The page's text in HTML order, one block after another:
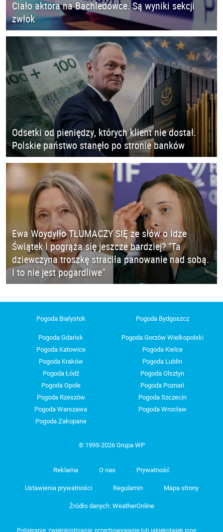
Ciało aktora na Bachledówce. Są wyniki sekcji
zwłok
Odsetki od pieniędzy, których klient nie dostał.
Polskie państwo stanęło po stronie banków
Ewa Woydyłło TŁUMACZY SIĘ ze słów o Idze
Świątek i pogrąża się jeszcze bardziej? "Ta
dziewczyna troszkę straciła panowanie nad sobą.
I to nie jest pogardliwe"
Pogoda Białystok Pogoda Bydgoszcz
Pogoda Gdańsk
Pogoda Gorzów Wielkopolski
Pogoda Katowice
Pogoda Kielce
Pogoda Kraków
Pogoda Lublin
Pogoda Łódź
Pogoda Olsztyn
Pogoda Opole
Pogoda Poznań
Pogoda Rzeszów
Pogoda Szczecin
Pogoda Warszawa
Pogoda Wrocław
Pogoda Zakopane
© 1995-2026 Grupa WP
Reklama O nas Prywatność
Ustawienia prywatności Regulamin Mapa strony
Źródło danych: WeatherOnline
Pobieranie, zwielokrotnianie, przechowywanie lub jakiekolwiek inne